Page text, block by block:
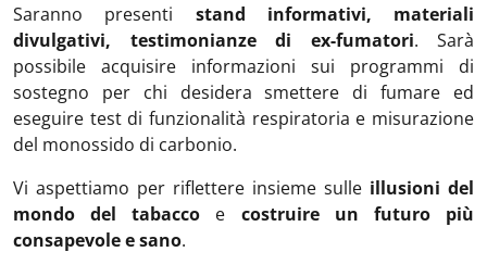
Saranno presenti stand informativi, materiali
divulgativi, testimonianze di ex-fumatori. Sarà
possibile acquisire informazioni sui programmi di
sostegno per chi desidera smettere di fumare ed
eseguire test di funzionalità respiratoria e misurazione
del monossido di carbonio.
Vi aspettiamo per riflettere insieme sulle illusioni del
mondo del tabacco e costruire un futuro più
consapevole e sano.